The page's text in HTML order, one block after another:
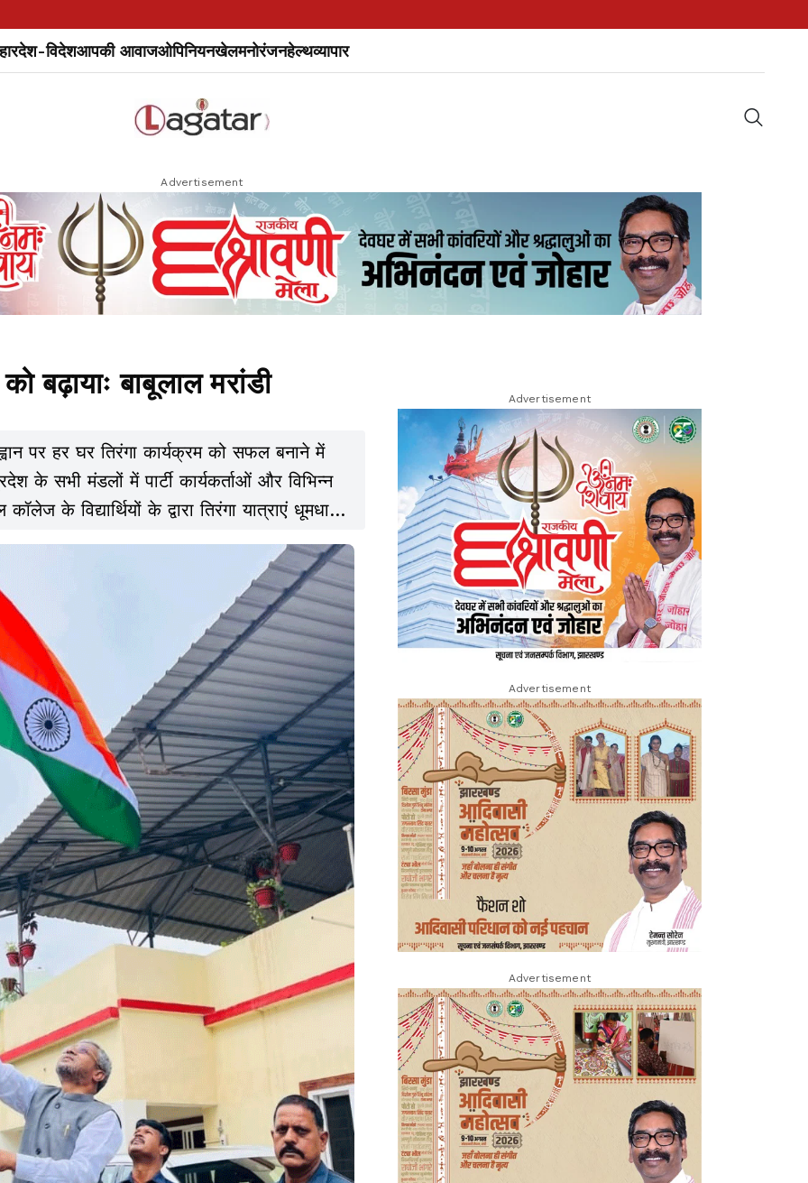
देश-विदेशआपकी आवाजओपिनियनखेलमनोरंजनहेल्थव्यापार
Advertisement
बढ़ायाः बाबूलाल मरांडी
पर हर घर तिरंगा कार्यक्रम को सफल बनाने में
के सभी मंडलों में पार्टी कार्यकर्ताओं और विभिन्न
के विद्यार्थियों के द्वारा तिरंगा यात्राएं धूमधाम
Advertisement
Advertisement
Advertisement